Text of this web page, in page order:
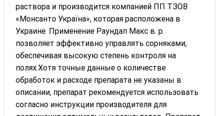
раствора и производится компанией ПП ТЗОВ
«Монсанто Україна», которая расположена в
Украине. Применение Раундап Макс в. р.
позволяет эффективно управлять сорняками,
обеспечивая высокую степень контроля на
полях.Хотя точные данные о количестве
обработок и расходе препарата не указаны в
описании, препарат рекомендуется использовать
согласно инструкции производителя для